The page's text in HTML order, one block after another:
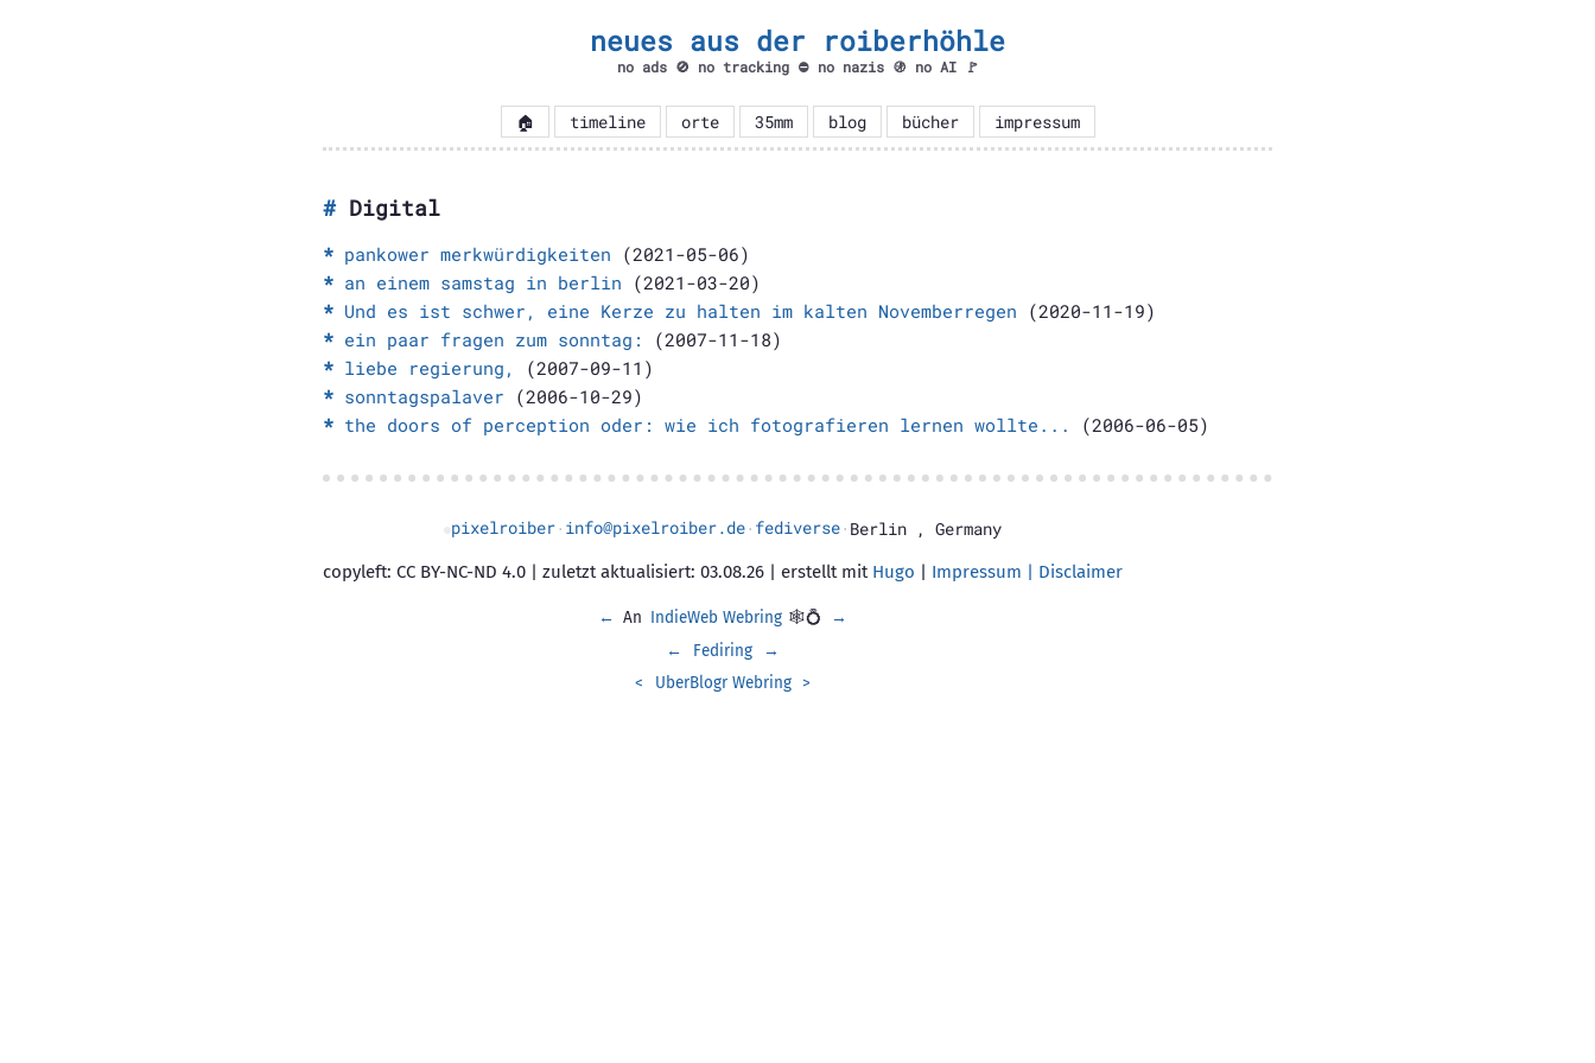
neues aus der roiberhöhle
no ads 🚫 no tracking ⛔ no nazis 🚯 no AI 🚩
🏠 timeline orte 35mm blog bücher impressum
Digital
pankower merkwürdigkeiten (2021-05-06)
an einem samstag in berlin (2021-03-20)
Und es ist schwer, eine Kerze zu halten im kalten Novemberregen (2020-11-19)
ein paar fragen zum sonntag:
(2007-11-18)
liebe regierung,
(2007-09-11)
sonntagspalaver (2006-10-29)
the doors of perception oder: wie ich fotografieren lernen wollte...
(2006-06-05)
pixelroiber· info@pixelroiber.de· fediverse· Berlin , Germany
copyleft: CC BY-NC-ND 4.0 | zuletzt aktualisiert: 03.08.26 | erstellt mit Hugo | Impressum | Disclaimer
← An IndieWeb Webring 🕸💍
→
←
Fediring
→
<
UberBlogr Webring >